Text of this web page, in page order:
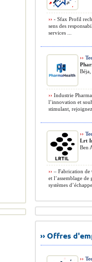
›› - Sfax Profil
sens des
services ...
››
›› Industrie
l’innovation et
stimulant,
››
Lrt
Ben
›› – Fabrication
et l’assemblage
systèmes
›› Offres
››